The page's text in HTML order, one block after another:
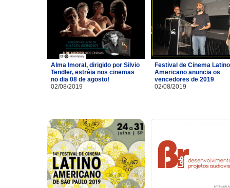
Alma Imoral, dirigido por Silvio
Tendler, estréia nos cinemas
no dia 08 de agosto!
02/08/2019
Festival de Cinema
Americano anuncia os
vencedores de 2019
02/08/2019